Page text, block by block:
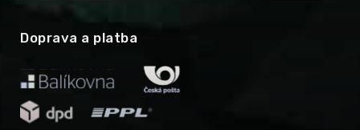
Doprava a platba